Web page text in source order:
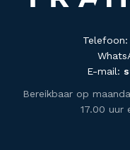
Telefoon:
E-mail:
Bereikbaar op
17.00 uur